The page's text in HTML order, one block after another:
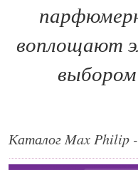
воплощают
Каталог Max Philip